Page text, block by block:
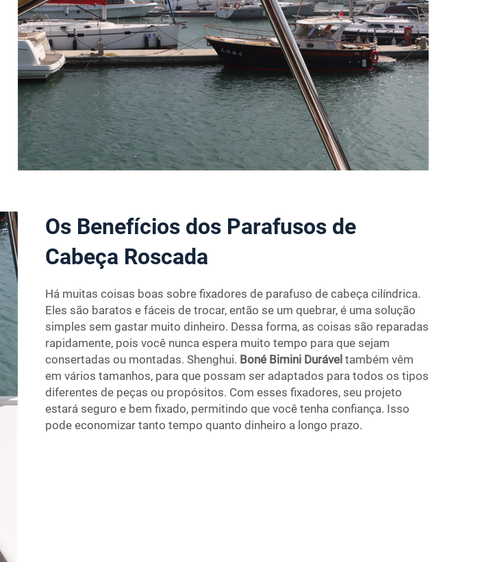
Os Benefícios dos Parafusos de
Cabeça Roscada
Há muitas coisas boas sobre fixadores de parafuso de cabeça cilíndrica.
Eles são baratos e fáceis de trocar, então se um quebrar, é uma solução
simples sem gastar muito dinheiro. Dessa forma, as coisas são reparadas
rapidamente, pois você nunca espera muito tempo para que sejam
consertadas ou montadas. Shenghui. Boné Bimini Durável também vêm
em vários tamanhos, para que possam ser adaptados para todos os tipos
diferentes de peças ou propósitos. Com esses fixadores, seu projeto
estará seguro e bem fixado, permitindo que você tenha confiança. Isso
pode economizar tanto tempo quanto dinheiro a longo prazo.